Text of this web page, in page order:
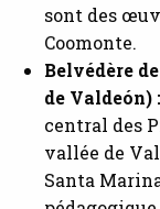
sont des
Coomonte.
Belvédère
de Valdeón) :
central des
vallée de
Santa